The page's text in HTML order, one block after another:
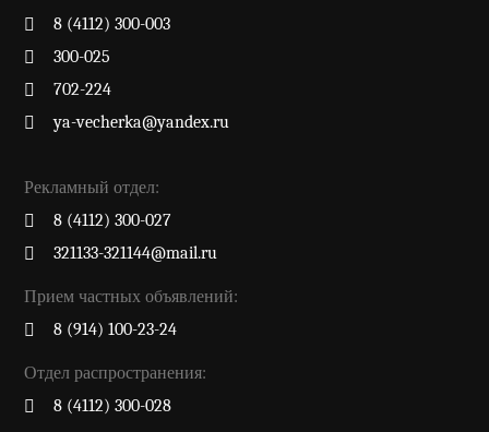
8 (4112) 300-003
300-025
702-224
ya-vecherka@yandex.ru
Рекламный отдел:
8 (4112) 300-027
321133-321144@mail.ru
Прием частных объявлений:
8 (914) 100-23-24
Отдел распространения:
8 (4112) 300-028